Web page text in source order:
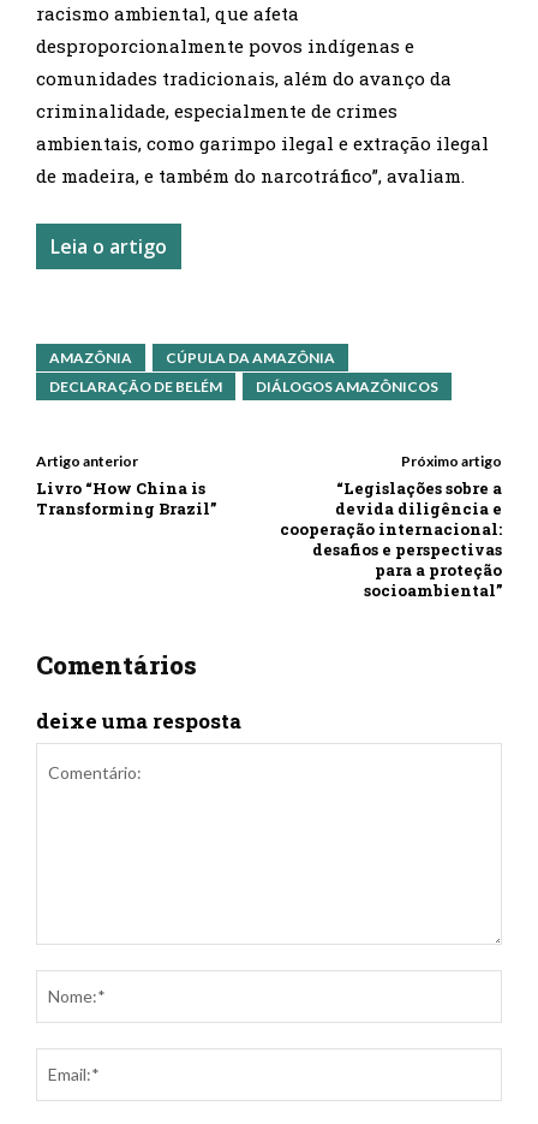
racismo ambiental, que afeta
desproporcionalmente povos indígenas e
comunidades tradicionais, além do avanço da
criminalidade, especialmente de crimes
ambientais, como garimpo ilegal e extração ilegal
de madeira, e também do narcotráfico”, avaliam.
Leia o artigo
AMAZÔNIA
CÚPULA DA AMAZÔNIA
DECLARAÇÃO DE BELÉM
DIÁLOGOS AMAZÔNICOS
Artigo anterior
Livro “How China is
Transforming Brazil”
Próximo artigo
“Legislações sobre a
devida diligência e
cooperação internacional:
desafios e perspectivas
para a proteção
socioambiental”
Comentários
deixe uma resposta